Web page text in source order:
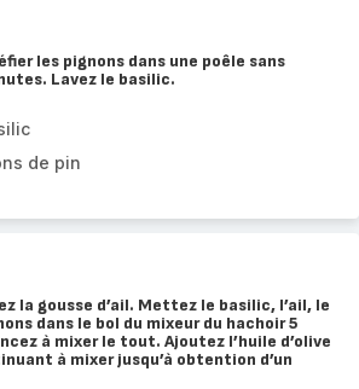
les pignons dans une poêle sans
Lavez le basilic.
de pin
la gousse d’ail. Mettez le basilic, l’ail, le
dans le bol du mixeur du hachoir 5
à mixer le tout. Ajoutez l’huile d’olive
à mixer jusqu’à obtention d’un